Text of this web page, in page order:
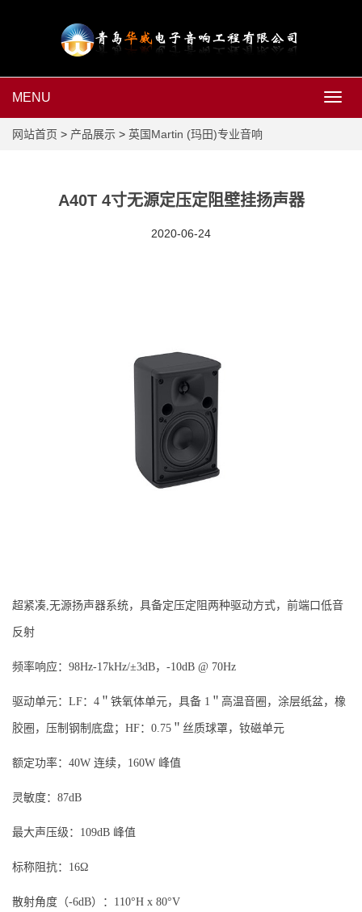
MENU
网站首页 > 产品展示 > 英国Martin (玛田)专业音响
A40T 4寸无源定压定阻壁挂扬声器
2020-06-24
超紧凑,无源扬声器系统，具备定压定阻两种驱动方式，前端口低音
反射
频率响应：98Hz-17kHz/±3dB，-10dB @ 70Hz
驱动单元：LF：4＂铁氧体单元，具备 1＂高温音圈，涂层纸盆，橡
胶圈，压制钢制底盘；HF：0.75＂丝质球罩，钕磁单元
额定功率：40W 连续，160W 峰值
灵敏度：87dB
最大声压级：109dB 峰值
标称阻抗：16Ω
散射角度（-6dB）：110°H x 80°V